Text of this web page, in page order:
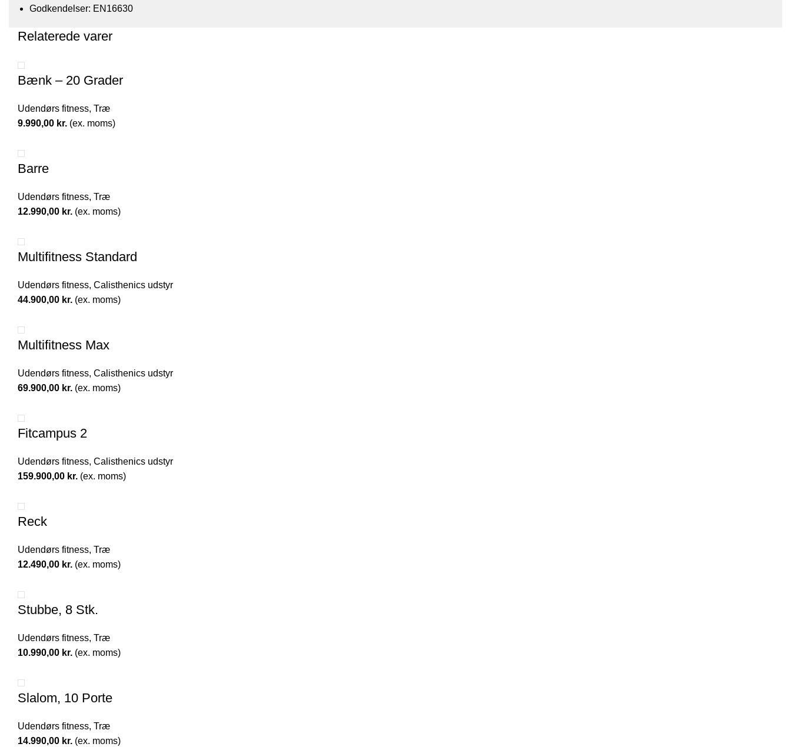
Godkendelser: EN16630
Relaterede varer
Bænk – 20 Grader
Udendørs fitness, Træ
9.990,00 kr. (ex. moms)
Barre
Udendørs fitness, Træ
12.990,00 kr. (ex. moms)
Multifitness Standard
Udendørs fitness, Calisthenics udstyr
44.900,00 kr. (ex. moms)
Multifitness Max
Udendørs fitness, Calisthenics udstyr
69.900,00 kr. (ex. moms)
Fitcampus 2
Udendørs fitness, Calisthenics udstyr
159.900,00 kr. (ex. moms)
Reck
Udendørs fitness, Træ
12.490,00 kr. (ex. moms)
Stubbe, 8 Stk.
Udendørs fitness, Træ
10.990,00 kr. (ex. moms)
Slalom, 10 Porte
Udendørs fitness, Træ
14.990,00 kr. (ex. moms)